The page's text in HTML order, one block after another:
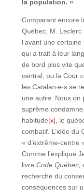
la population. »
Comparant encore
Québec, M.
l’avant une
qui a trait à leur
de bord plus vite
central, ou la Cour
les Catalan‧e‧s se
une autre. Nous on
suprême
habitude[x], le
combatif. L’idée du
« d’extrême-centre
Comme l’explique
livre Code Québec,
recherche du
conséquences sur